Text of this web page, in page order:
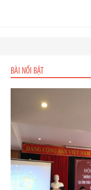
BÀI NỔI BẬT